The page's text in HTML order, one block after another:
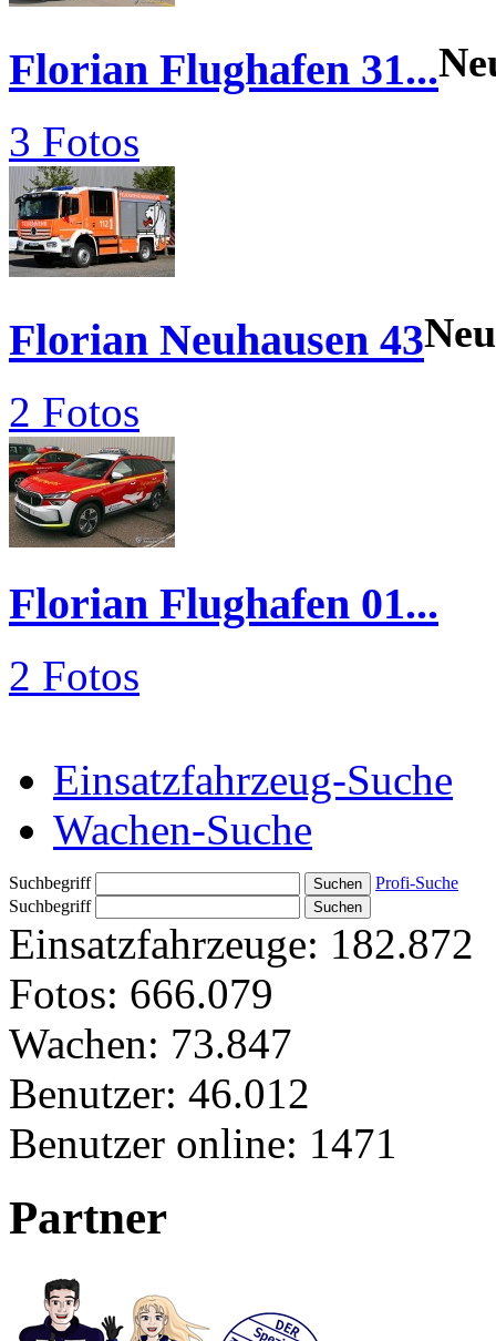
Florian Flughafen 31...
3 Fotos
Florian Neuhausen 43Neu
2 Fotos
Florian Flughafen 01...
2 Fotos
Einsatzfahrzeug-Suche
Wachen-Suche
Suchbegriff
Profi-Suche
Suchbegriff
Einsatzfahrzeuge: 182.872
Fotos: 666.079
Wachen: 73.847
Benutzer: 46.012
Benutzer online: 1471
Partner